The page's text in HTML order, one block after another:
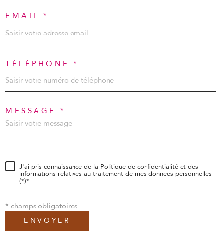
EMAIL *
TÉLÉPHONE *
MESSAGE *
J'ai pris connaissance de la Politique de confidentialité et des
informations relatives au traitement de mes données personnelles
(*)*
* champs obligatoires
ENVOYER